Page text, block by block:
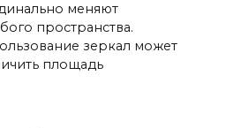
меняют
пространства.
зеркал может
площадь